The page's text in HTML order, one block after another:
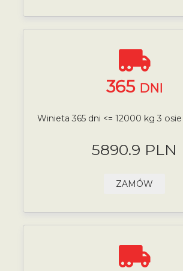
365 DNI
Winieta 365 dni <= 12000 kg 3
5890.9 PLN
ZAMÓW